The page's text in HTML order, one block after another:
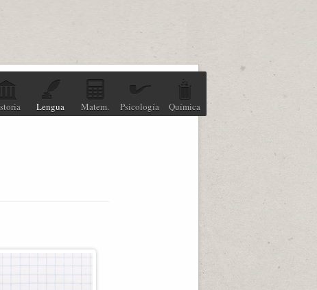
Lengua Matem. Psicología Química